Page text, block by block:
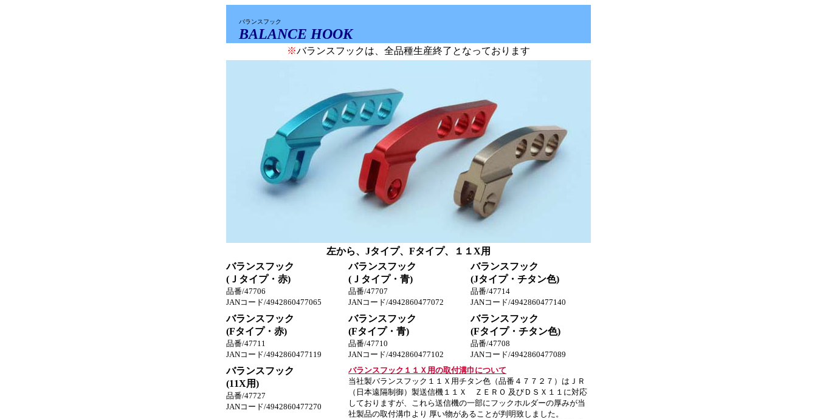
バランスフック
BALANCE HOOK
※バランスフックは、全品種生産終了となっております
左から、Jタイプ、Fタイプ、１１X用
バランスフック
(Ｊタイプ・赤)
品番/47706
JANコード/4942860477065
バランスフック
(Ｊタイプ・青)
品番/47707
JANコード/4942860477072
バランスフック
(Jタイプ・チタン色)
品番/47714
JANコード/4942860477140
バランスフック
(Fタイプ・赤)
品番/47711
JANコード/4942860477119
バランスフック
(Fタイプ・青)
品番/47710
JANコード/4942860477102
バランスフック
(Fタイプ・チタン色)
品番/47708
JANコード/4942860477089
バランスフック
(11X用)
品番/47727
JANコード/4942860477270
バランスフック１１Ｘ用の取付溝巾について
当社製バランスフック１１Ｘ用チタン色（品番４７７２７）はＪＲ
（日本遠隔制御）製送信機１１Ｘ ＺＥＲＯ 及びＤＳＸ１１に対応
しておりますが、これら送信機の一部にフックホルダーの厚みが当
社製品の取付溝巾より 厚い物があることが判明致しました。